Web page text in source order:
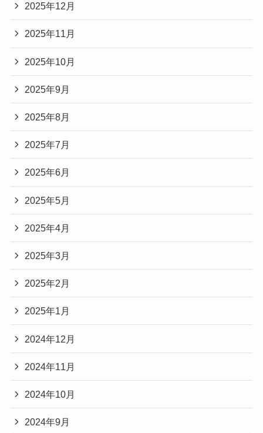
2025年12月
2025年11月
2025年10月
2025年9月
2025年8月
2025年7月
2025年6月
2025年5月
2025年4月
2025年3月
2025年2月
2025年1月
2024年12月
2024年11月
2024年10月
2024年9月